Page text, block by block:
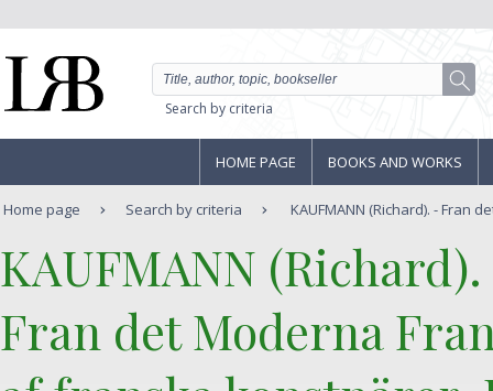
Search by criteria
HOME PAGE BOOKS AND WORKS
Home page Search by criteria KAUFMANN (Richard). - Fran
‎KAUFMANN (Richard).‎
‎Fran det Moderna